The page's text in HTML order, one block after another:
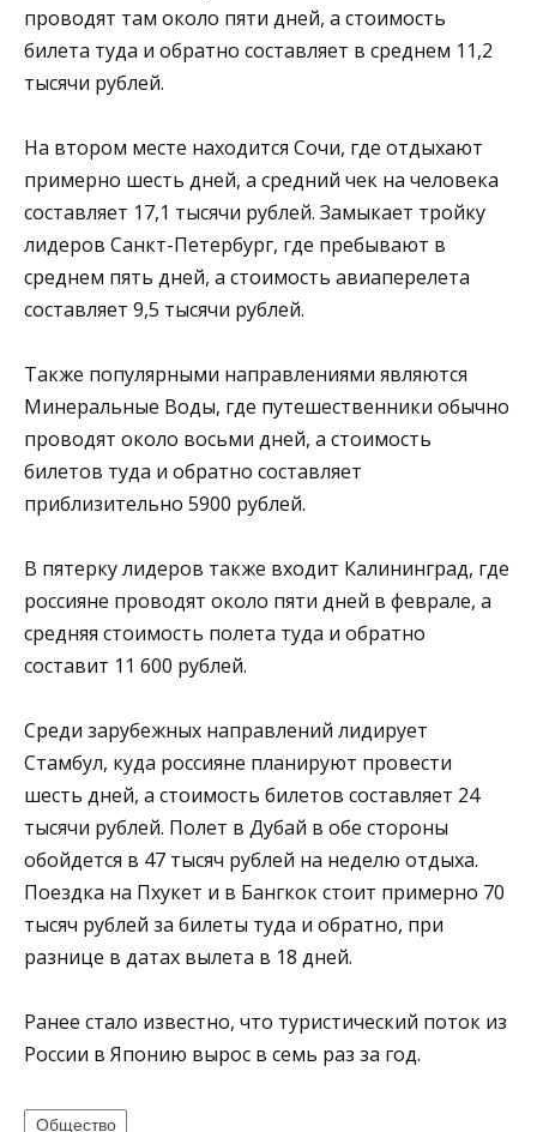
проводят там около пяти дней, а стоимость
билета туда и обратно составляет в среднем 11,2
тысячи рублей.
На втором месте находится Сочи, где отдыхают
примерно шесть дней, а средний чек на человека
составляет 17,1 тысячи рублей. Замыкает тройку
лидеров Санкт-Петербург, где пребывают в
среднем пять дней, а стоимость авиаперелета
составляет 9,5 тысячи рублей.
Также популярными направлениями являются
Минеральные Воды, где путешественники обычно
проводят около восьми дней, а стоимость
билетов туда и обратно составляет
приблизительно 5900 рублей.
В пятерку лидеров также входит Калининград, где
россияне проводят около пяти дней в феврале, а
средняя стоимость полета туда и обратно
составит 11 600 рублей.
Среди зарубежных направлений лидирует
Стамбул, куда россияне планируют провести
шесть дней, а стоимость билетов составляет 24
тысячи рублей. Полет в Дубай в обе стороны
обойдется в 47 тысяч рублей на неделю отдыха.
Поездка на Пхукет и в Бангкок стоит примерно 70
тысяч рублей за билеты туда и обратно, при
разнице в датах вылета в 18 дней.
Ранее стало известно, что туристический поток из
России в Японию вырос в семь раз за год.
Общество